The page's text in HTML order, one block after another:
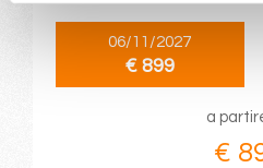
06/11/2027
€ 899
a
€